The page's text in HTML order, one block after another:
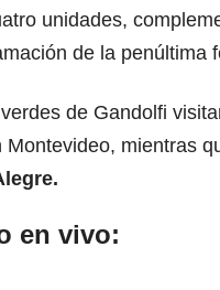
unidades,
de la penúltima
de Gandolfi
Montevideo, mientras
en vivo: